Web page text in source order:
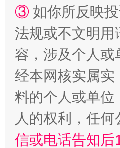
“蜀中异人”王建安的艺术
③ 如你所反映
法规或不文明用
容，涉及个人
经本网核实属实
料的个人或单位
人的权利，任
信或电话告知后